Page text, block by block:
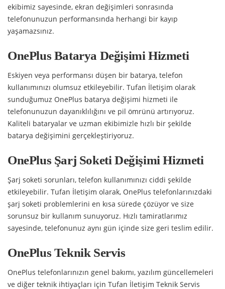
ekibimiz sayesinde, ekran değişimleri sonrasında
telefonunuzun performansında herhangi bir kayıp
yaşamazsınız.
OnePlus Batarya Değişimi Hizmeti
Eskiyen veya performansı düşen bir batarya, telefon
kullanımınızı olumsuz etkileyebilir. Tufan İletişim olarak
sunduğumuz OnePlus batarya değişimi hizmeti ile
telefonunuzun dayanıklılığını ve pil ömrünü artırıyoruz.
Kaliteli bataryalar ve uzman ekibimizle hızlı bir şekilde
batarya değişimini gerçekleştiriyoruz.
OnePlus Şarj Soketi Değişimi Hizmeti
Şarj soketi sorunları, telefon kullanımınızı ciddi şekilde
etkileyebilir. Tufan İletişim olarak, OnePlus telefonlarınızdaki
şarj soketi problemlerini en kısa sürede çözüyor ve size
sorunsuz bir kullanım sunuyoruz. Hızlı tamiratlarımız
sayesinde, telefonunuz aynı gün içinde size geri teslim edilir.
OnePlus Teknik Servis
OnePlus telefonlarınızın genel bakımı, yazılım güncellemeleri
ve diğer teknik ihtiyaçları için Tufan İletişim Teknik Servis